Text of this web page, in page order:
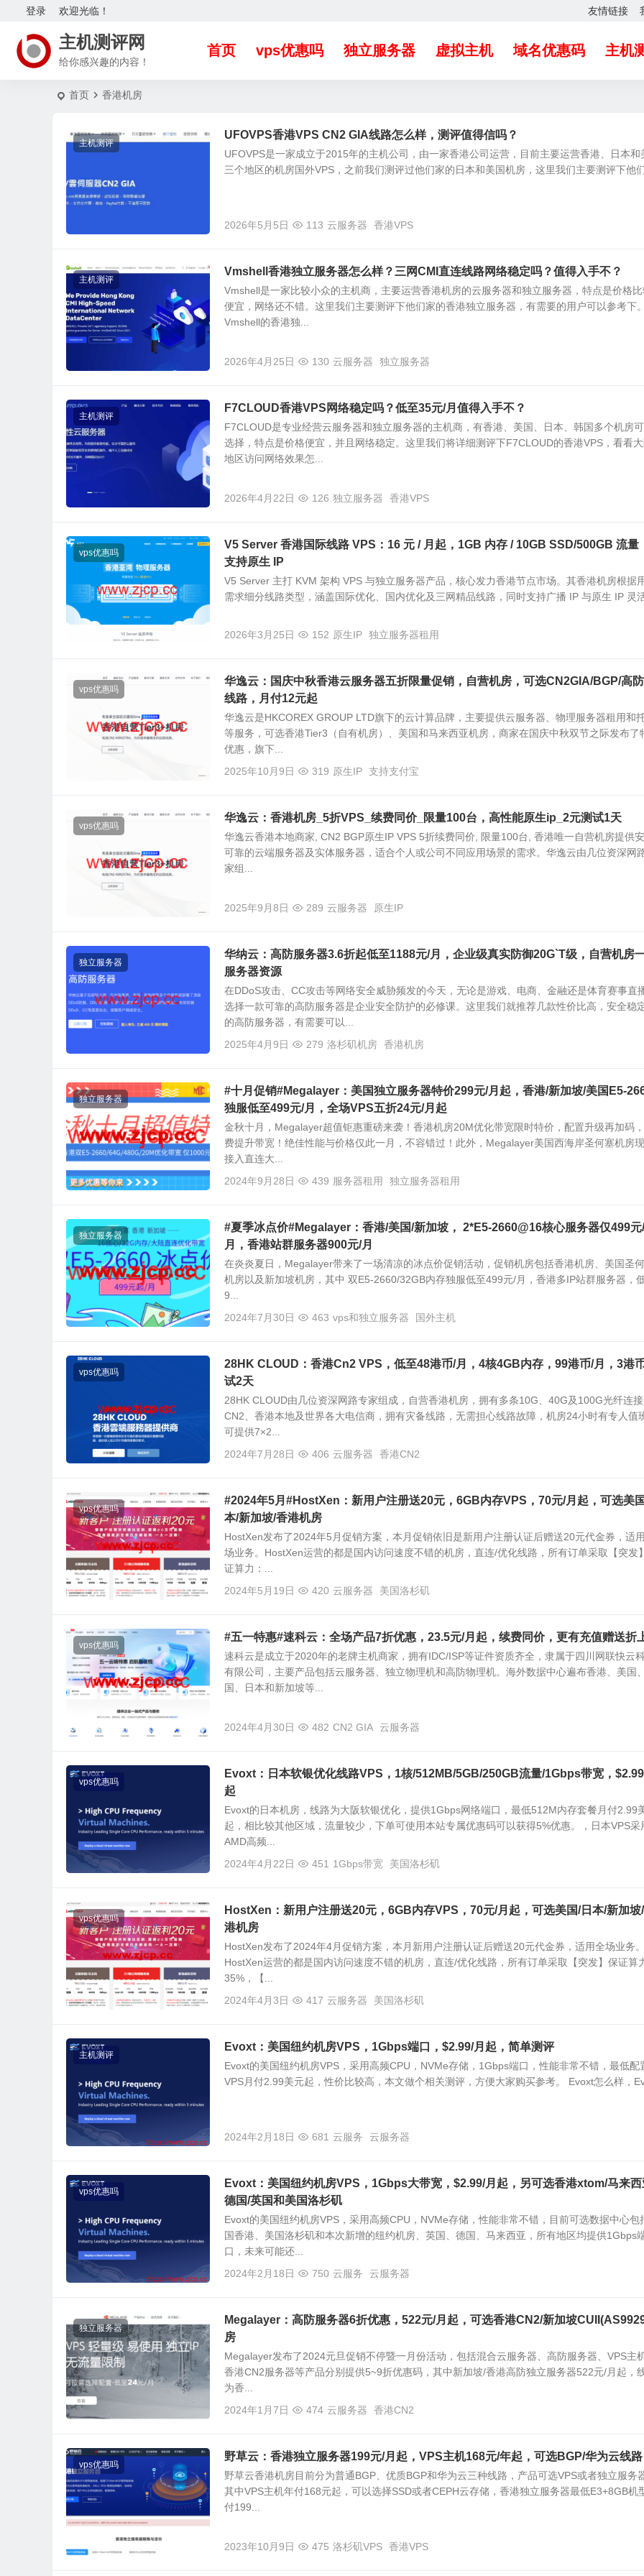
欢迎光临！
登录 友情链接
主机测评网
给你感兴趣的内容！
首页 vps优惠吗 独立服务器 虚拟主机 域名优惠码 主机
首页 香港机房
主机测评
UFOVPS香港VPS CN2 GIA线路怎么样，测评值得信吗？
UFOVPS是一家成立于2015年的主机公司，由一家香港公司运营，目前主要运营香港、日本和
三个地区的机房国外VPS，之前我们测评过他们家的日本和美国机房，这里我们主要测评下他们
2026年5月5日 113 云服务器 香港VPS
主机测评
Vmshell香港独立服务器怎么样？三网CMI直连线路网络稳定吗？值得入手不？
Vmshell是一家比较小众的主机商，主要运营香港机房的云服务器和独立服务器，特点是价格
便宜，网络还不错。这里我们主要测评下他们家的香港独立服务器，有需要的用户可以参考下。
Vmshell的香港独...
2026年4月25日 130 云服务器 独立服务器
主机测评
F7CLOUD香港VPS网络稳定吗？低至35元/月值得入手不？
F7CLOUD是专业经营云服务器和独立服务器的主机商，有香港、美国、日本、韩国多个机房
选择，特点是价格便宜，并且网络稳定。这里我们将详细测评下F7CLOUD的香港VPS，看看
地区访问网络效果怎...
2026年4月22日 126 独立服务器 香港VPS
vps优惠吗
V5 Server 香港国际线路 VPS：16 元 / 月起，1GB 内存 / 10GB SSD/500GB 流量
支持原生 IP
V5 Server 主打 KVM 架构 VPS 与独立服务器产品，核心发力香港节点市场。其香港机房根据
需求细分线路类型，涵盖国际优化、国内优化及三网精品线路，同时支持广播 IP 与原生 IP 灵活
2026年3月25日 152 原生IP 独立服务器租用
vps优惠吗
华逸云：国庆中秋香港云服务器五折限量促销，自营机房，可选CN2GIA/BGP/高
线路，月付12元起
华逸云是HKCOREX GROUP LTD旗下的云计算品牌，主要提供云服务器、物理服务器租用和
等服务，可选香港Tier3（自有机房）、美国和马来西亚机房，商家在国庆中秋双节之际发布了
优惠，旗下...
2025年10月9日
319 原生IP 支持支付宝
vps优惠吗
华逸云：香港机房_5折VPS_续费同价_限量100台，高性能原生ip_2元测试1天
华逸云香港本地商家, CN2 BGP原生IP VPS 5折续费同价, 限量100台, 香港唯一自营机房提供
可靠的云端服务器及实体服务器，适合个人或公司不同应用场景的需求。华逸云由几位资深网
家组...
2025年9月8日 289 云服务器 原生IP
独立服务器
华纳云：高防服务器3.6折起低至1188元/月，企业级真实防御20G`T级，自营机房
服务器资源
在DDoS攻击、CC攻击等网络安全威胁频发的今天，无论是游戏、电商、金融还是体育赛事直
选择一款可靠的高防服务器是企业安全防护的必修课。这里我们就推荐几款性价比高，安全稳
的高防服务器，有需要可以...
2025年4月9日
279 洛杉矶机房 香港机房
独立服务器
#十月促销#Megalayer：美国独立服务器特价299元/月起，香港/新加坡/美国E5-
独服低至499元/月，全场VPS五折24元/月起
金秋十月，Megalayer超值钜惠重磅来袭！香港机房20M优化带宽限时特价，配置升级再加码
费提升带宽！绝佳性能与价格仅此一月，不容错过！此外，Megalayer美国西海岸圣何塞机房
接入直连大...
2024年9月28日
439 服务器租用 独立服务器租用
独立服务器
#夏季冰点价#Megalayer：香港/美国/新加坡， 2*E5-2660@16核心服务器仅499元/
月，香港站群服务器900元/月
在炎炎夏日，Megalayer带来了一场清凉的冰点价促销活动，促销机房包括香港机房、美国圣
机房以及新加坡机房，其中 双E5-2660/32GB内存独服低至499元/月，香港多IP站群服务器，
9...
2024年7月30日
463 vps和独立服务器 国外主机
vps优惠吗
28HK CLOUD：香港Cn2 VPS，低至48港币/月，4核4GB内存，99港币/月，3港
试2天
28HK CLOUD由几位资深网路专家组成，自营香港机房，拥有多条10G、40G及100G光纤连接
CN2、香港本地及世界各大电信商，拥有灾备线路，无需担心线路故障，机房24小时有专人值
可提供7×2...
2024年7月28日
406 云服务器 香港CN2
vps优惠吗
#2024年5月#HostXen：新用户注册送20元，6GB内存VPS，70元/月起，可选美
本/新加坡/香港机房
HostXen发布了2024年5月促销方案，本月促销依旧是新用户注册认证后赠送20元代金券，适
场业务。HostXen运营的都是国内访问速度不错的机房，直连/优化线路，所有订单采取【突发
证算力：...
2024年5月19日
420 云服务器 美国洛杉矶
vps优惠吗
#五一特惠#速科云：全场产品7折优惠，23.5元/月起，续费同价，更有充值赠送折
速科云是成立于2020年的老牌主机商家，拥有IDC/ISP等证件资质齐全，隶属于四川网联快云
有限公司，主要产品包括云服务器、独立物理机和高防物理机。海外数据中心遍布香港、美国
国、日本和新加坡等...
2024年4月30日 482 CN2 GIA 云服务器
vps优惠吗
Evoxt：日本软银优化线路VPS，1核/512MB/5GB/250GB流量/1Gbps带宽，
起
Evoxt的日本机房，线路为大阪软银优化，提供1Gbps网络端口，最低512M内存套餐月付2.99
起，相比较其他区域，流量较少，下单可使用本站专属优惠码可以获得5%优惠。，日本VPS采
AMD高频...
2024年4月22日
451 1Gbps带宽 美国洛杉矶
vps优惠吗
HostXen：新用户注册送20元，6GB内存VPS，70元/月起，可选美国/日本/新加坡
港机房
HostXen发布了2024年4月促销方案，本月新用户注册认证后赠送20元代金券，适用全场业务。
HostXen运营的都是国内访问速度不错的机房，直连/优化线路，所有订单采取【突发】保证算
35%，【...
2024年4月3日
417 云服务器 美国洛杉矶
主机测评
Evoxt：美国纽约机房VPS，1Gbps端口，$2.99/月起，简单测评
Evoxt的美国纽约机房VPS，采用高频CPU，NVMe存储，1Gbps端口，性能非常不错，最低配
VPS月付2.99美元起，性价比较高，本文做个相关测评，方便大家购买参考。 Evoxt怎么样，
2024年2月18日 681 云服务 云服务器
vps优惠吗
Evoxt：美国纽约机房VPS，1Gbps大带宽，$2.99/月起，另可选香港xtom/马来西
德国/英国和美国洛杉矶
Evoxt的美国纽约机房VPS，采用高频CPU，NVMe存储，性能非常不错，目前可选数据中心包
国香港、美国洛杉矶和本次新增的纽约机房、英国、德国、马来西亚，所有地区均提供1Gbps
口，未来可能还...
2024年2月18日
750 云服务 云服务器
独立服务器
Megalayer：高防服务器6折优惠，522元/月起，可选香港CN2/新加坡
房
Megalayer发布了2024元旦促销不停暨一月份活动，包括混合云服务器、高防服务器、VPS主机
香港CN2服务器等产品分别提供5~9折优惠码，其中新加坡/香港高防独立服务器522元/月起，
为香...
2024年1月7日
474 云服务器 香港CN2
vps优惠吗
野草云：香港独立服务器199元/月起，VPS主机168元/年起，可选BGP/华为云线路
野草云香港机房目前分为普通BGP、优质BGP和华为云三种线路，产品可选VPS或者独立服务
其中VPS主机年付168元起，可以选择SSD或者CEPH云存储，香港独立服务器最低E3+8GB机
付199...
2023年10月9日 475 洛杉矶VPS 香港VPS